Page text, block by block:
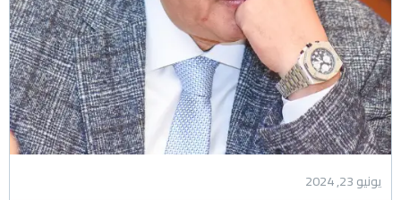
يونيو 23, 2024